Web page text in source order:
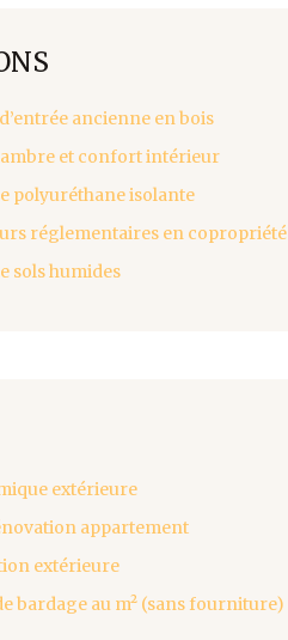
ancienne en bois
et confort intérieur
polyuréthane isolante
réglementaires en copropriété
sols humides
extérieure
appartement
extérieure
bardage au m² (sans fourniture)